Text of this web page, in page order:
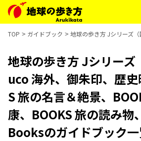
TOP ガイドブック 地球の歩き方 Jシリーズ
地球の歩き方 Jシリー
uco 海外、御朱印、歴
S 旅の名言＆絶景、
康、BOOKS 旅の読み物
Booksのガイドブック